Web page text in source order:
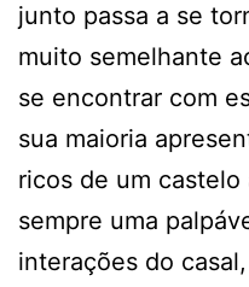
junto passa a se
muito semelhante
se encontrar com
sua maioria
ricos de um
sempre uma
interações do